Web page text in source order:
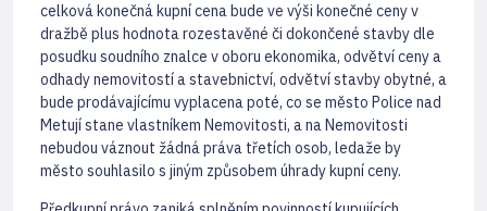
celková konečná kupní cena bude ve výši konečné ceny v
dražbě plus hodnota rozestavěné či dokončené stavby dle
posudku soudního znalce v oboru ekonomika, odvětví ceny a
odhady nemovitostí a stavebnictví, odvětví stavby obytné, a
bude prodávajícímu vyplacena poté, co se město Police nad
Metují stane vlastníkem Nemovitosti, a na Nemovitosti
nebudou váznout žádná práva třetích osob, ledaže by
město souhlasilo s jiným způsobem úhrady kupní ceny.